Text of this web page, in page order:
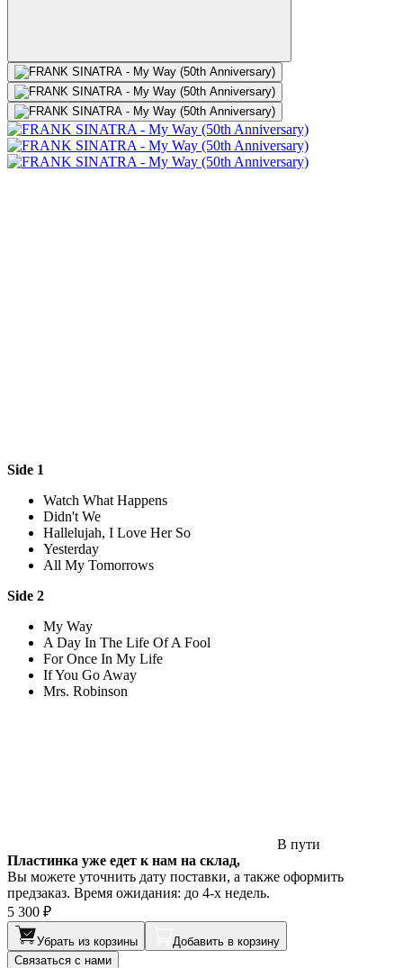
Side 1
Watch What Happens
Didn't We
Hallelujah, I Love Her So
Yesterday
All My Tomorrows
Side 2
My Way
A Day In The Life Of A Fool
For Once In My Life
If You Go Away
Mrs. Robinson
В пути
Пластинка уже едет к нам на склад,
Вы можете уточнить дату поставки, а также оформить
предзаказ. Время ожидания: до 4-х недель.
5 300 ₽
Убрать из корзины
Добавить в корзину
Связаться с нами